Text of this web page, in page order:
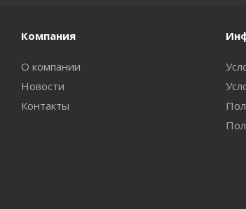
Компания
О компании
Новости
Контакты